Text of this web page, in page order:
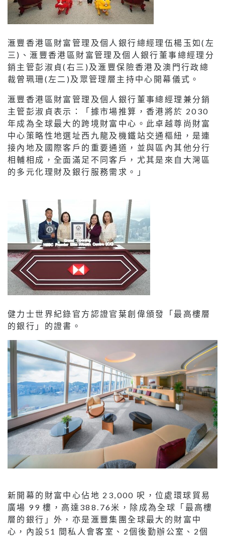
滙豐香港區財富管理及個人銀行總經理伍楊玉如(左
三)、滙豐香港區財富管理及個人銀行董事總經理分
銷主管彭淑貞(右三)及滙豐保險香港及澳門行政總
裁曾珮珊(左二)及眾管理層主持中心開幕儀式。
滙豐香港區財富管理及個人銀行董事總經理兼分銷
主管彭淑貞表示：「據市場推算，香港將於 2030
年成為全球最大的跨境財富中心。此卓越尊尚財富
中心策略性地選址西九龍及機鐵站交通樞紐，是連
接內地及國際客戶的重要通道，並與區內其他分行
相輔相成，全面滿足不同客戶，尤其是來自大灣區
的多元化理財及銀行服務需求。」
健力士世界紀錄官方認證官葉創偉頒發「最高樓層
的銀行」的證書。
新開幕的財富中心佔地 23,000 呎，位處環球貿易
廣場 99 樓，高達388.76米，除成為全球「最高樓
層的銀行」外，亦是滙豐集團全球最大的財富中
心，內設51 間私人會客室、2個後勤辦公室、2個